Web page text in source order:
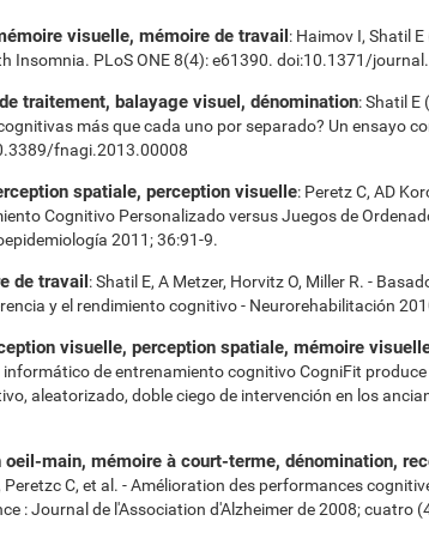
visuelle, mémoire de travail: Haimov I, Shatil
Insomnia. PLoS ONE 8(4): e61390. doi:10.1371/
traitement, balayage visuel, dénomination: Shatil
más que cada uno por separado? Un ensayo
fnagi.2013.00008
spatiale, perception visuelle: Peretz C, AD
Cognitivo Personalizado versus Juegos de
2011; 36:91-9.
de travail: Shatil E, A Metzer, Horvitz O, Miller R. -
y el rendimiento cognitivo - Neurorehabilitación
visuelle, perception spatiale, mémoire
informático de entrenamiento cognitivo CogniFit
aleatorizado, doble ciego de intervención en los
main, mémoire à court-terme, dénomination,
Peretzc C, et al. - Amélioration des performances
: Journal de l'Association d'Alzheimer de 2008; cuatro